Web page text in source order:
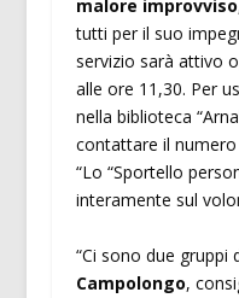
malore improvviso
tutti per il suo
servizio sarà attivo
alle ore 11,30. Per
nella biblioteca
contattare il
“Lo “Sportello
interamente sul
“Ci sono due gruppi
Campolongo,